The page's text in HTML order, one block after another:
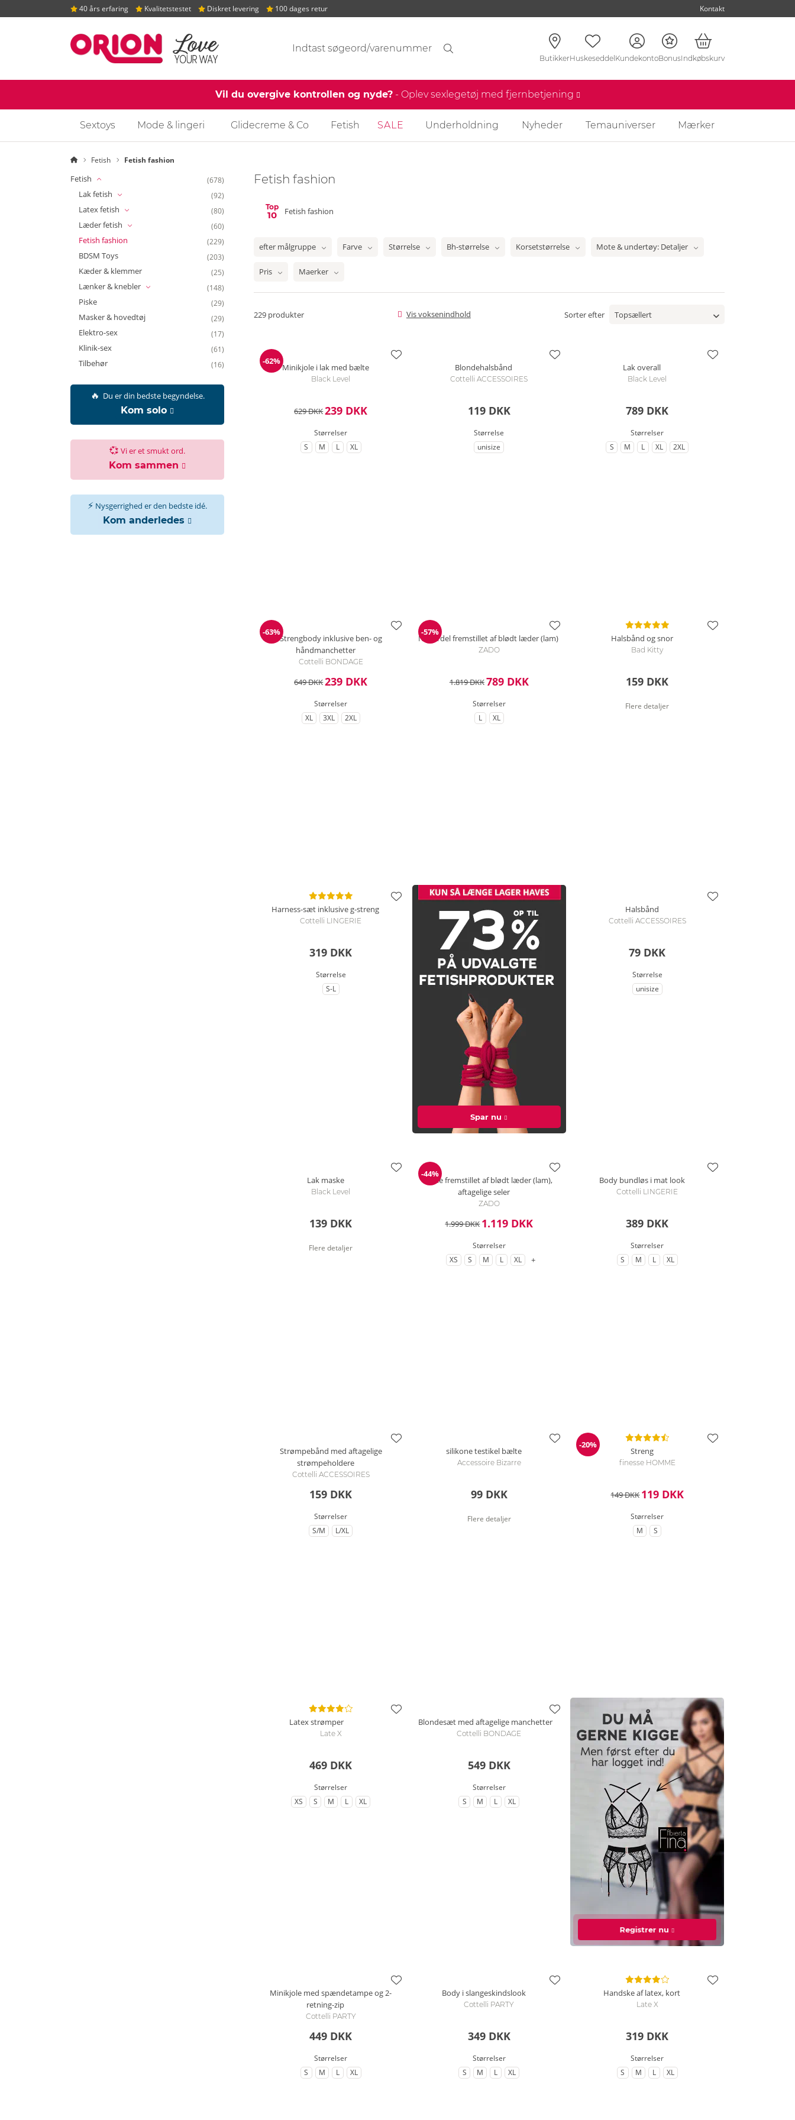
40 års erfaring Kvalitetstestet Diskret levering 100 dages retur Kontakt
Søgeforslag
Søgning
ButikkerHuskeseddelKundekontoBonusIndkøbskurv
Vil du overgive kontrollen og nyde?- Oplev sexlegetøj med fjernbetjening
Sextoys Mode & lingeri Glidecreme & Co Fetish SALE Underholdning Nyheder Temauniverser Mærker
Startside
Fetish Fetish fashion
Fetish (678)
Lak fetish (92)
Latex fetish (80)
Læder fetish (60)
Fetish fashion (229)
BDSM Toys (203)
Kæder & klemmer (25)
Lænker & knebler (148)
Piske (29)
Masker & hovedtøj (29)
Elektro-sex (17)
Klinik-sex (61)
Tilbehør (16)
🔥 Du er din bedste begyndelse.
Kom solo
💞 Vi er et smukt ord.
Kom sammen
⚡ Nysgerrighed er den bedste idé.
Kom anderledes
Fetish fashion
Top
10 Fetish fashion
efter målgruppe Farve Størrelse Bh-størrelse Korsetstørrelse Mote & undertøy: Detaljer
Pris Maerker
229 produkter Vis voksenindhold Sorter efter
Rabat
-62%
Minikjole i lak med bælte
Black Level
629 DKK239 DKK
Størrelser
til Størrelse
S til Størrelse
M til Størrelse
L til Størrelse
XL
Blondehalsbånd
Cottelli ACCESSOIRES
119 DKK
Størrelse
til Størrelse
unisize
Lak overall
Black Level
789 DKK
Størrelser
til Størrelse
S til Størrelse
M til Størrelse
L til Størrelse
XL til Størrelse
2XL
Rabat
-63%
Strengbody inklusive ben- og
håndmanchetter
Cottelli BONDAGE
649 DKK239 DKK
Størrelser
til Størrelse
XL til Størrelse
3XL til Størrelse
2XL
Rabat
-57%
Nederdel fremstillet af blødt læder (lam)
ZADO
1.819 DKK789 DKK
Størrelser
til Størrelse
L til Størrelse
XL
Halsbånd og snor
Bad Kitty
159 DKK
Flere detaljer
Harness-sæt inklusive g-streng
Cottelli LINGERIE
319 DKK
Størrelse
til Størrelse
S-L
Spar nu
Halsbånd
Cottelli ACCESSOIRES
79 DKK
Størrelse
til Størrelse
unisize
Lak maske
Black Level
139 DKK
Flere detaljer
Rabat
-44%
Kjole fremstillet af blødt læder (lam),
aftagelige seler
ZADO
1.999 DKK 1.119 DKK
Størrelser
til Størrelse
XS til Størrelse
S til Størrelse
M til Størrelse
L til Størrelse
XL til flere varianter
+
Body bundløs i mat look
Cottelli LINGERIE
389 DKK
Størrelser
til Størrelse
S til Størrelse
M til Størrelse
L til Størrelse
XL
Strømpebånd med aftagelige
strømpeholdere
Cottelli ACCESSOIRES
159 DKK
Størrelser
til Størrelse
S/M til Størrelse
L/XL
silikone testikel bælte
Accessoire Bizarre
99 DKK
Flere detaljer
Rabat
-20%
Streng
finesse HOMME
149 DKK119 DKK
Størrelser
til Størrelse
M til Størrelse
S
Latex strømper
Late X
469 DKK
Størrelser
til Størrelse
XS til Størrelse
S til Størrelse
M til Størrelse
L til Størrelse
XL
Blondesæt med aftagelige manchetter
Cottelli BONDAGE
549 DKK
Størrelser
til Størrelse
S til Størrelse
M til Størrelse
L til Størrelse
XL
Registrer nu
Minikjole med spændetampe og 2-
retning-zip
Cottelli PARTY
449 DKK
Størrelser
til Størrelse
S til Størrelse
M til Størrelse
L til Størrelse
XL
Body i slangeskindslook
Cottelli PARTY
349 DKK
Størrelser
til Størrelse
S til Størrelse
M til Størrelse
L til Størrelse
XL
Handske af latex, kort
Late X
319 DKK
Størrelser
til Størrelse
S til Størrelse
M til Størrelse
L til Størrelse
XL